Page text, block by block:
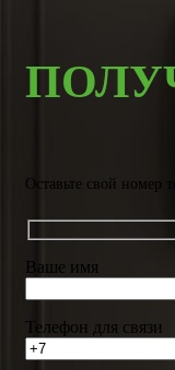
Оставьте свой номер
Ваше имя
Телефон для связи